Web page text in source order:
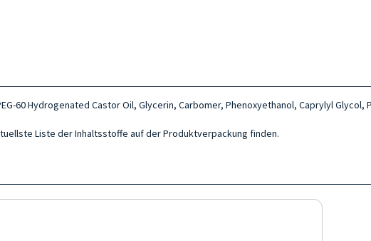
60 Hydrogenated Castor Oil, Glycerin, Carbomer, Phenoxyethanol, Caprylyl Glycol,
Liste der Inhaltsstoffe auf der Produktverpackung finden.